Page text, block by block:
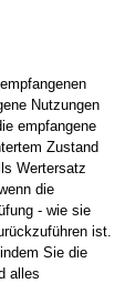
Nutzungen
empfangene
Zustand
Wertersatz
die
- wie sie
ist.
Sie die
alles